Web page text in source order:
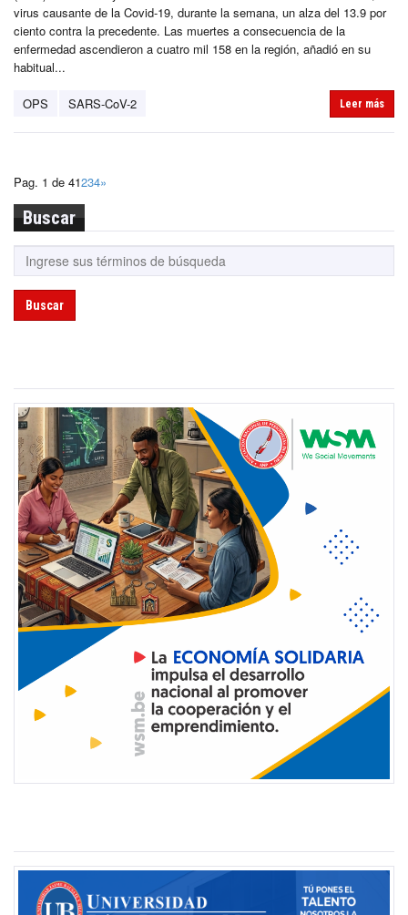
virus causante de la Covid-19, durante la semana, un alza del 13.9 por
ciento contra la precedente. Las muertes a consecuencia de la
enfermedad ascendieron a cuatro mil 158 en la región, añadió en su
habitual...
OPS SARS-CoV-2 Leer más
Pag. 1 de 41234»
Buscar
Buscar